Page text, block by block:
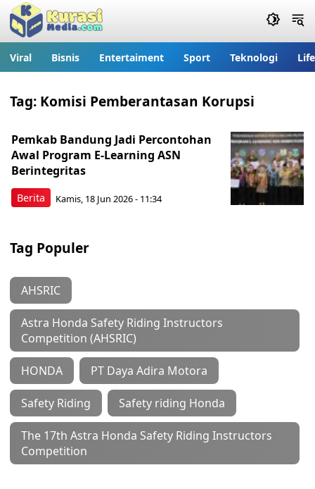
Viral Bisnis Entertaiment Sport Teknologi
Tag: Komisi Pemberantasan Korupsi
Berita
Pemkab Bandung Jadi Percontohan
Awal Program E-Learning ASN
Berintegritas
Kamis, 18 Jun 2026 - 11:34
Tag Populer
AHSRIC
Astra Honda Safety Riding Instructors
Competition (AHSRIC)
HONDA PT Daya Adira Motora
Safety Riding Safety riding Honda
The 17th Astra Honda Safety Riding Instructors
Competition